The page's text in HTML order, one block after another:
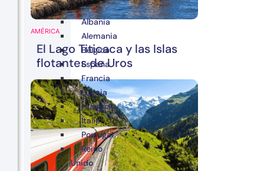
AMÉRICA
El Lago Titicaca y las Islas
flotantes de Uros
Albania
Alemania
Bélgica
España
Francia
Grecia
Hungría
Italia
Portugal
Reino
Unido